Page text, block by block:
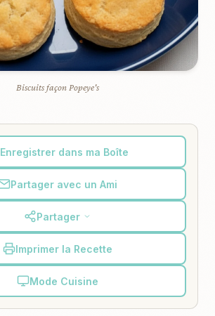
Biscuits façon Popeye's
Enregistrer dans ma Boîte
Partager avec un Ami
Partager
Imprimer la Recette
Mode Cuisine